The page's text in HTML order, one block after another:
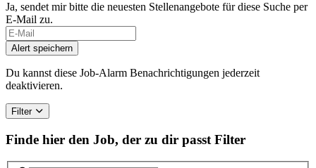
Ja, sendet mir bitte die neuesten Stellenangebote für diese Suche per
E-Mail zu.
If
you
are
a
human,
this
field
Alert speichern
Du kannst diese Job-Alarm Benachrichtigungen jederzeit
deaktivieren.
Filter
Finde hier den Job, der zu dir passt Filter